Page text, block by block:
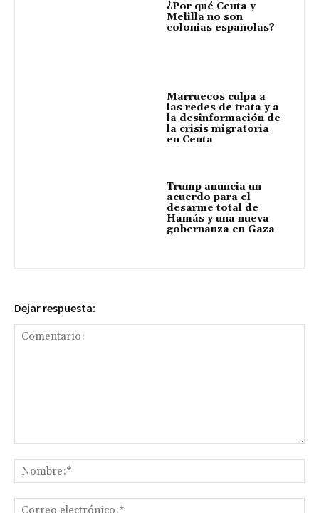
¿Por qué Ceuta y
Melilla no son
colonias españolas?
Marruecos culpa a
las redes de trata y a
la desinformación de
la crisis migratoria
en Ceuta
Trump anuncia un
acuerdo para el
desarme total de
Hamás y una nueva
gobernanza en Gaza
Dejar respuesta: